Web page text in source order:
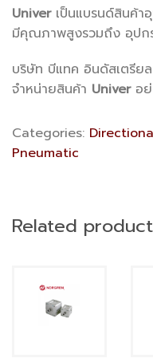
Univerเป็นแบรนด์สินค้า
มีคุณภาพสูงรวมถึง อุปก
บริษัท บีแทค อินดัสเตรีย
จำหน่ายสินค้า Univerอย่
Categories:
Pneumatic
Related